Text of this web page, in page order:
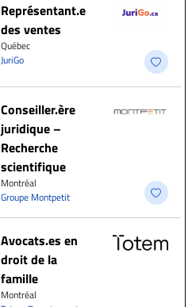
Représentant.e
des ventes
Québec
JuriGo
Conseiller.ère
juridique –
Recherche
scientifique
Montréal
Groupe Montpetit
Avocats.es en
droit de la
famille
Montréal